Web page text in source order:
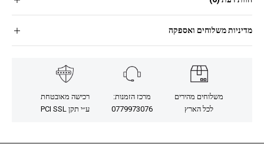
מדיניות משלוחים ואספקה
משלוחים מהירים
לכל הארץ
מרכז הזמנות:
0779973076
רכישה מאובטחת
ע״י תקן PCI SSL